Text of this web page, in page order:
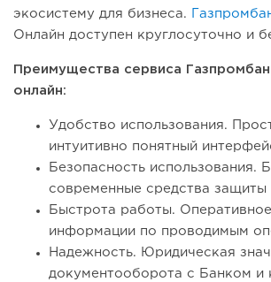
экосистему для бизнеса.
Онлайн доступен круглосуточно и
Преимущества сервиса
онлайн:
Удобство использования.
интуитивно понятный
Безопасность использования.
современные средства
Быстрота работы.
информации по проводимым
Надежность. Юридическая
документооборота с Банком и